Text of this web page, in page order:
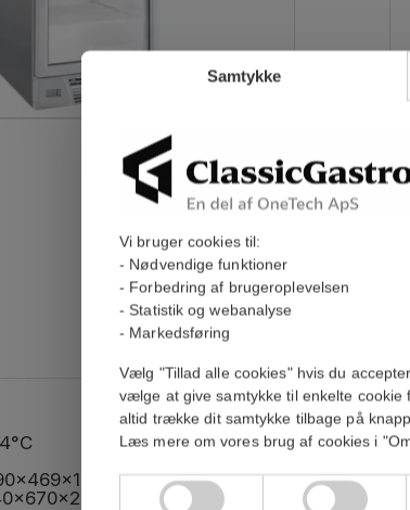
mm
mm
Samtykke
Vi bruger cookies til:
- Nødvendige funktioner
- Forbedring af brugeroplevelsen
- Statistik og webanalyse
- Markedsføring
Vælg "Tillad alle cookies" hvis du
vælge at give samtykke til enkelte cookie
altid trække dit samtykke tilbage på
Læs mere om vores brug af cookies i